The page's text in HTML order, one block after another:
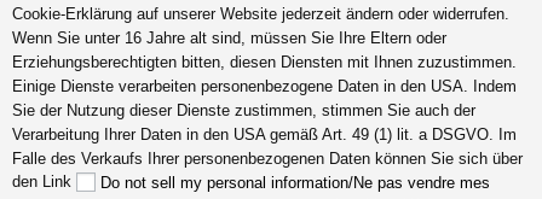
Cookie-Erklärung auf unserer Website jederzeit ändern oder widerrufen.
Wenn Sie unter 16 Jahre alt sind, müssen Sie Ihre Eltern oder
Erziehungsberechtigten bitten, diesen Diensten mit Ihnen zuzustimmen.
Einige Dienste verarbeiten personenbezogene Daten in den USA. Indem
Sie der Nutzung dieser Dienste zustimmen, stimmen Sie auch der
Verarbeitung Ihrer Daten in den USA gemäß Art. 49 (1) lit. a DSGVO. Im
Falle des Verkaufs Ihrer personenbezogenen Daten können Sie sich über
den Link
Do not sell my personal information/Ne pas vendre mes